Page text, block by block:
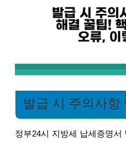
발급 시 주의사항
정부24시 지방세 납세증명서